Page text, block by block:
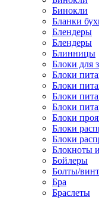
Бинокли
Бланки
Блендеры
Блендеры
Блинницы
Блоки для
Блоки
Блоки
Блоки
Блоки
Блоки
Блоки
Блоки
Блокноты
Бойлеры
Болты/
Бра
Браслеты